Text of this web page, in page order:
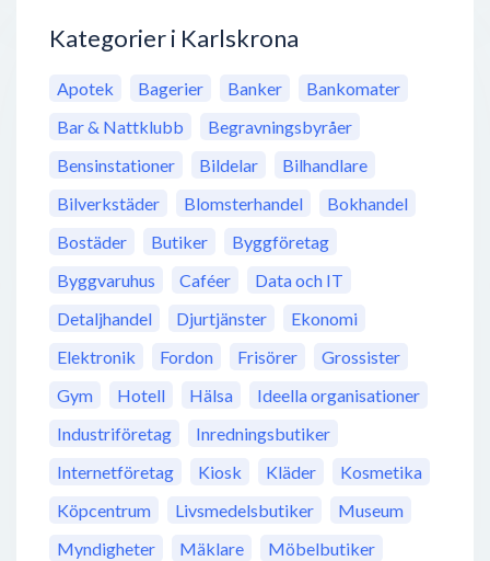
Kategorier i Karlskrona
Apotek Bagerier Banker
Bankomater
Bar & Nattklubb
Begravningsbyråer
Bensinstationer
Bildelar
Bilhandlare
Bilverkstäder
Blomsterhandel
Bokhandel
Bostäder
Butiker
Byggföretag
Byggvaruhus
Caféer
Data och IT
Detaljhandel
Djurtjänster
Ekonomi
Elektronik
Fordon Frisörer
Grossister
Gym
Hotell Hälsa
Ideella organisationer
Industriföretag
Inredningsbutiker
Internetföretag
Kiosk Kläder
Kosmetika
Köpcentrum
Livsmedelsbutiker
Museum
Myndigheter
Mäklare
Möbelbutiker